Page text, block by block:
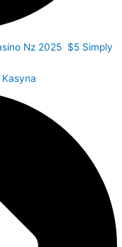
Nz 2025 ️ $5 Simply